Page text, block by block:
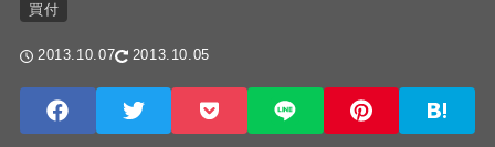
買付
2013.10.07 2013.10.05